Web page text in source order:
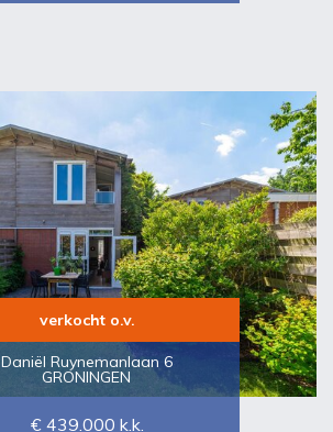
verkocht o.v.
Daniël Ruynemanlaan 6
GRONINGEN
€ 439.000 k.k.